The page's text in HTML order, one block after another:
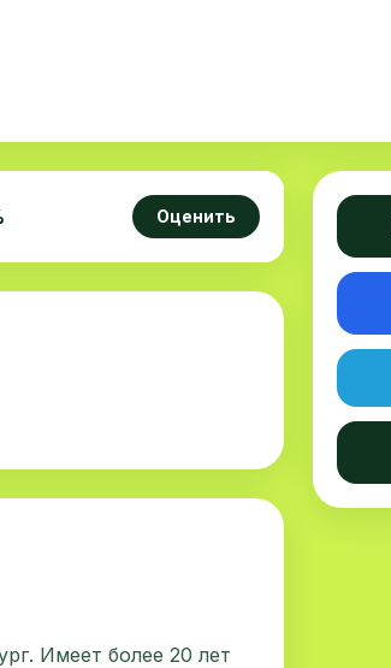
Оценить
Имеет более 20 лет